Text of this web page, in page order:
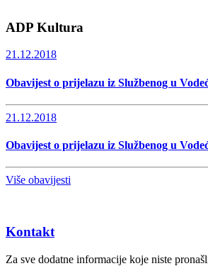
ADP Kultura
21.12.2018
Obavijest o prijelazu iz Službenog u
21.12.2018
Obavijest o prijelazu iz Službenog u
Više obavijesti
Kontakt
Za sve dodatne informacije koje niste